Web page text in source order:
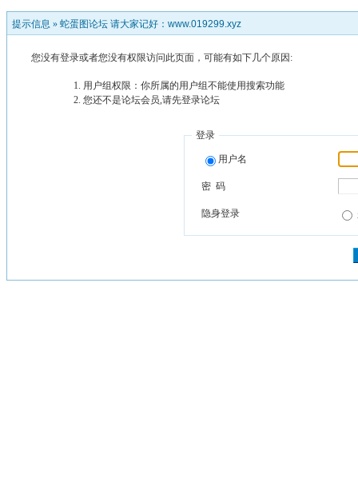
提示信息 » 蛇蛋图论坛 请大家记好：www.019299.xyz
您没有登录或者您没有权限访问此页面，可能有如下几个原因:
用户组权限：你所属的用户组不能使用搜索功能
您还不是论坛会员,请先登录论坛
登录
用户名
密 码
隐身登录